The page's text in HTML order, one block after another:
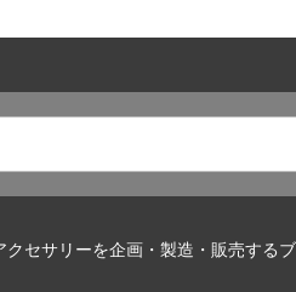
セサリーを企画・製造・販売するブ